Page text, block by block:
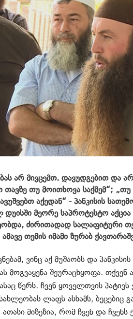
არ მივცემთ. დავუდგებით და
თუ მოითხოვა საქმემ“; „თუ
აქედან“ - პანკისის
მეორე საპროტესტო აქცია
ძირითადად სალაფიტური
თემის იმამი ზურაბ
ვინც აქ მუშაობს და
მოგვაყენა შეურაცხყოფა.
წერს. ჩვენ ყოველთვის პატივს
ლაფს ასხამს, ბეცებიც
მიზეზია, რომ ჩვენ და